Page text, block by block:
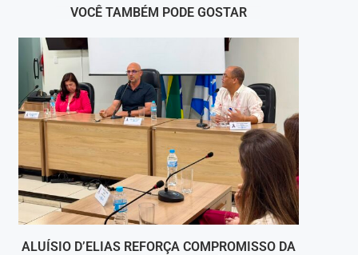
VOCÊ TAMBÉM PODE GOSTAR
ALUÍSIO D’ELIAS REFORÇA COMPROMISSO DA